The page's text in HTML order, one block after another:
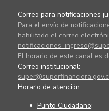
Correo para notificaciones
Para el envío de
habilitado el correo
El horario de este canal es
Correo institucional:
Horario de atención
Punto Ciudadano: